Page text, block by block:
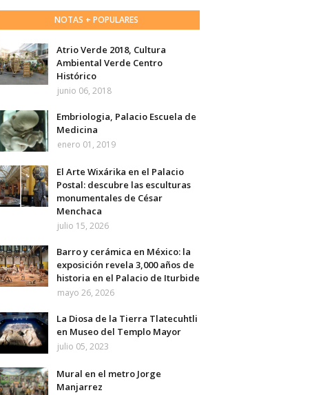
NOTAS + POPULARES
Atrio Verde 2018, Cultura
Ambiental Verde Centro
Histórico
junio 06, 2018
Embriologia, Palacio Escuela de
Medicina
enero 01, 2019
El Arte Wixárika en el Palacio
Postal: descubre las esculturas
monumentales de César
Menchaca
julio 15, 2026
Barro y cerámica en México: la
exposición revela 3,000 años de
historia en el Palacio de Iturbide
mayo 26, 2026
La Diosa de la Tierra Tlatecuhtli
en Museo del Templo Mayor
julio 05, 2023
Mural en el metro Jorge
Manjarrez